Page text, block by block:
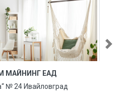
МАЙНИНГ ЕАД
№ 24 Ивайловград
Next